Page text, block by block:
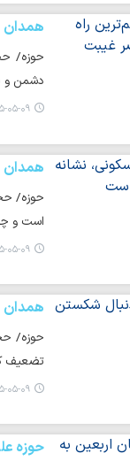
همدان
حوزه/
دشمن و
۱۴۰۵-۰۵-
همدان
حوزه/
است و
۱۴۰۵-۰۵-
همدان
حوزه/
تضعیف
۱۴۰۵-۰۵-
حوزه